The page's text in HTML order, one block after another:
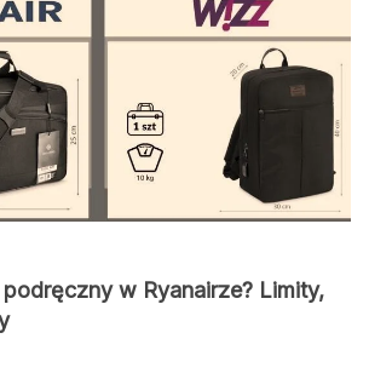
w Ryanairze? Limity,